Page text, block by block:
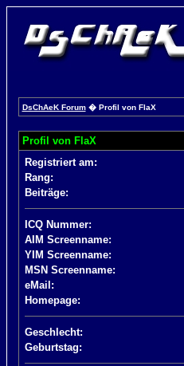
DsChAeK Forum� Profil von FlaX
Profil von FlaX
Registriert am:
Rang:
Beiträge:
ICQ Nummer:
AIM Screenname:
YIM Screenname:
MSN Screenname:
eMail:
Homepage:
Geschlecht:
Geburtstag: